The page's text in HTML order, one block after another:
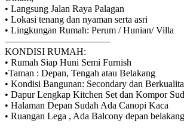
• Langsung Jalan Raya Palagan
• Lokasi tenang dan nyaman serta asri
• Lingkungan Rumah: Perum / Hunian/ Villa
———————————
KONDISI RUMAH:
• Rumah Siap Huni Semi Furnish
•Taman : Depan, Tengah atau Belakang
• Kondisi Bangunan: Secondary dan
• Dapur Lengkap Kitchen Set dan Kompor
• Halaman Depan Sudah Ada Canopi Kaca
• Ruangan Lega , Ada Balcony depan belakang